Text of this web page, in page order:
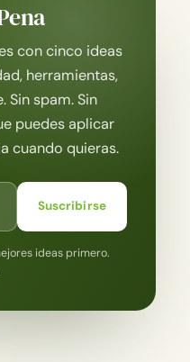
con cinco ideas
herramientas,
Sin spam. Sin
puedes aplicar
cuando quieras.
Suscribirse
ideas primero.